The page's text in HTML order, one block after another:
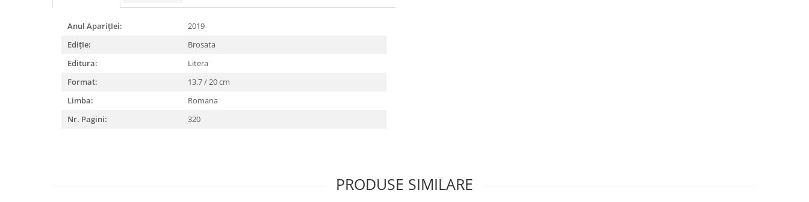
Anul AparițIei:
2019
EdițIe:
Brosata
Editura:
Litera
Format:
13.7 / 20 cm
Limba:
Romana
Nr. Pagini:
320
PRODUSE SIMILARE